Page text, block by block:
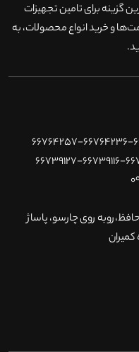
گزینه برای تامین تجهیزات
و خرید انواع محصولات، به
.
روی چارسو، پاساژ